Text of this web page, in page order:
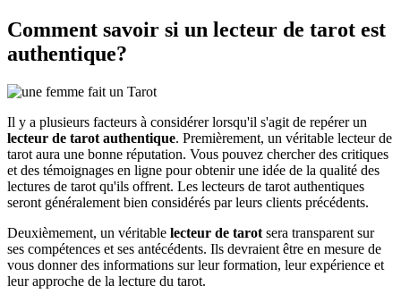
Comment savoir si un lecteur de tarot est
authentique?
Il y a plusieurs facteurs à considérer lorsqu'il s'agit de repérer un
lecteur de tarot authentique. Premièrement, un véritable lecteur de
tarot aura une bonne réputation. Vous pouvez chercher des critiques
et des témoignages en ligne pour obtenir une idée de la qualité des
lectures de tarot qu'ils offrent. Les lecteurs de tarot authentiques
seront généralement bien considérés par leurs clients précédents.
Deuxièmement, un véritable lecteur de tarot sera transparent sur
ses compétences et ses antécédents. Ils devraient être en mesure de
vous donner des informations sur leur formation, leur expérience et
leur approche de la lecture du tarot.